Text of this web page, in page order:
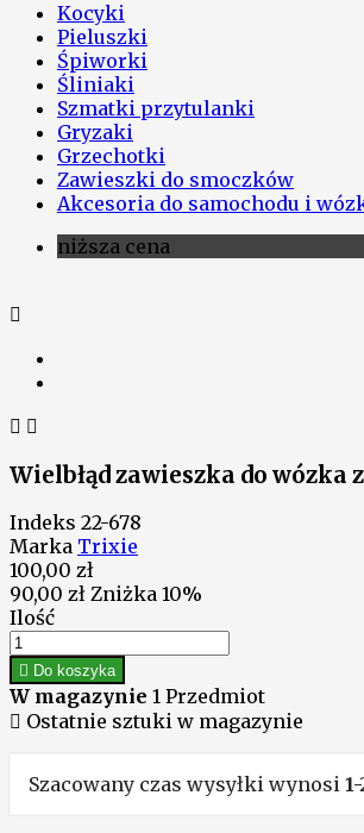
Kocyki
Pieluszki
Śpiworki
Śliniaki
Szmatki przytulanki
Gryzaki
Grzechotki
Zawieszki do smoczków
Akcesoria do samochodu i
niższa cena

 
Wielbłąd zawieszka do wózka
Indeks 22-678
Marka Trixie
100,00 zł
90,00 zł Zniżka 10%
Ilość
 Do koszyka
W magazynie 1 Przedmiot
 Ostatnie sztuki w magazynie
Szacowany czas wysyłki wynosi